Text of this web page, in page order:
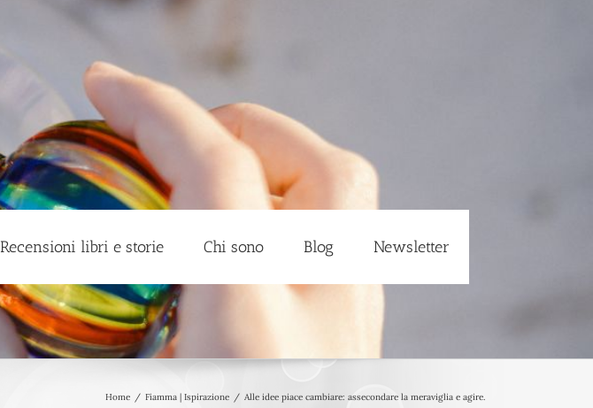
Recensioni libri e storie Chi sono Blog Newsletter
Home Fiamma | Ispirazione Alle idee piace cambiare: assecondare la meraviglia e agire.